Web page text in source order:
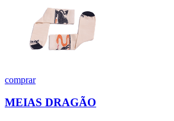
comprar
MEIAS DRAGÃO